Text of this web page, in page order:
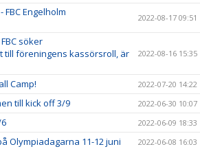
Engelholm
2022-08-17 09:51
söker
till föreningens kassörsroll, är
2022-08-16 15:35
Camp! 2022-07-20 14:22
till kick off 3/9 2022-06-30 10:07
2022-06-09 18:33
Olympiadagarna 11-12 juni 2022-06-08 16:03